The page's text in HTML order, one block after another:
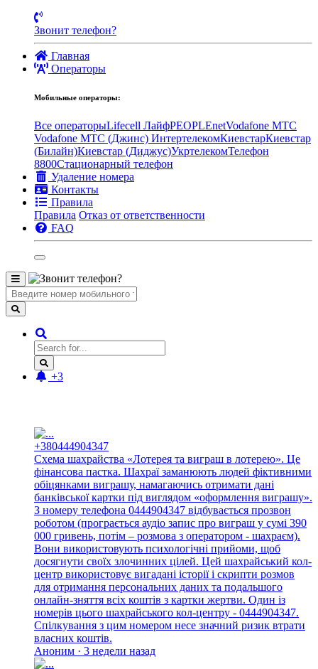
Звонит телефон?
Главная
Операторы
Мобильные операторы:
Все операторыLifecell ЛайфPEOPLEnetVodafone MTC
Vodafone МТС (Джинс) ИнтертелекомКиевстарКиевстар
(Билайн)Киевстар (Диджус)УкртелекомТелефон
8800Стационарный телефон
Удаление номера
Контакты
Правила
Правила Отказ от ответственности
FAQ
+3
+380444904347
Схема шахрайства «Лотерея та виграш в лотерею». Це
фінансова пастка. Шахраї заманюють людей фіктивними
обіцянками виграшу, намагаючись отримати дані
банківської картки під виглядом «оформлення виграшу».
З номеру телефона 0444904347 відбувається прозвон
роботом (програється аудіо запис про виграш у сумі 390
000 гривень, потім – розмова з оператором - шахраєм).
Вони використовують психологічні прийоми, щоб
досягнути своїх злочинних цілей. Цей шахрайський кол-
центр використовує вигадані історії і скрипти розмов
для отримання персональних даних та подальшого
онлайн-зняття всіх коштів з картки жертви. Один із
номерів цього шахрайського кол-центру - 0444904347.
Спілкування з цим номером несе значний ризик втрати
власних коштів.
Аноним · 3 недели назад